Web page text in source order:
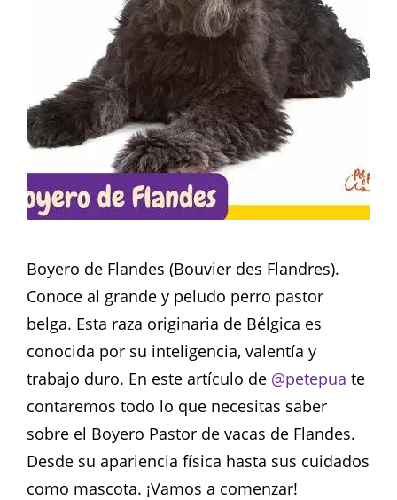
Boyero de Flandes (Bouvier des Flandres).
Conoce al grande y peludo perro pastor
belga. Esta raza originaria de Bélgica es
conocida por su inteligencia, valentía y
trabajo duro. En este artículo de @petepua te
contaremos todo lo que necesitas saber
sobre el Boyero Pastor de vacas de Flandes.
Desde su apariencia física hasta sus cuidados
como mascota. ¡Vamos a comenzar!